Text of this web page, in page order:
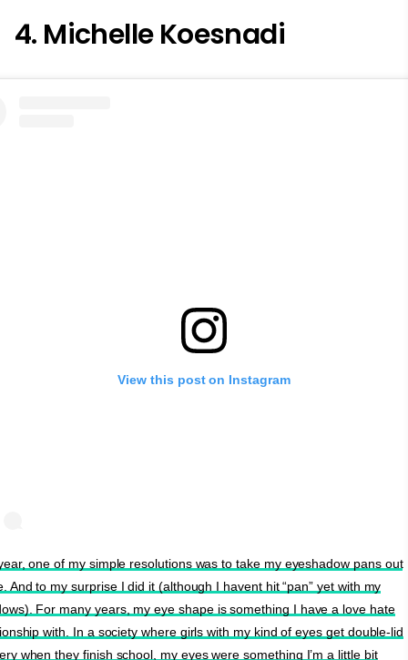
4. Michelle Koesnadi
View this post on Instagram
one of my simple resolutions was to take my eyeshadow pans out
And to my surprise I did it (although I havent hit “pan” yet with my
For many years, my eye shape is something I have a love hate
with. In a society where girls with my kind of eyes get double-lid
when they finish school, my eyes were something I’m a little bit